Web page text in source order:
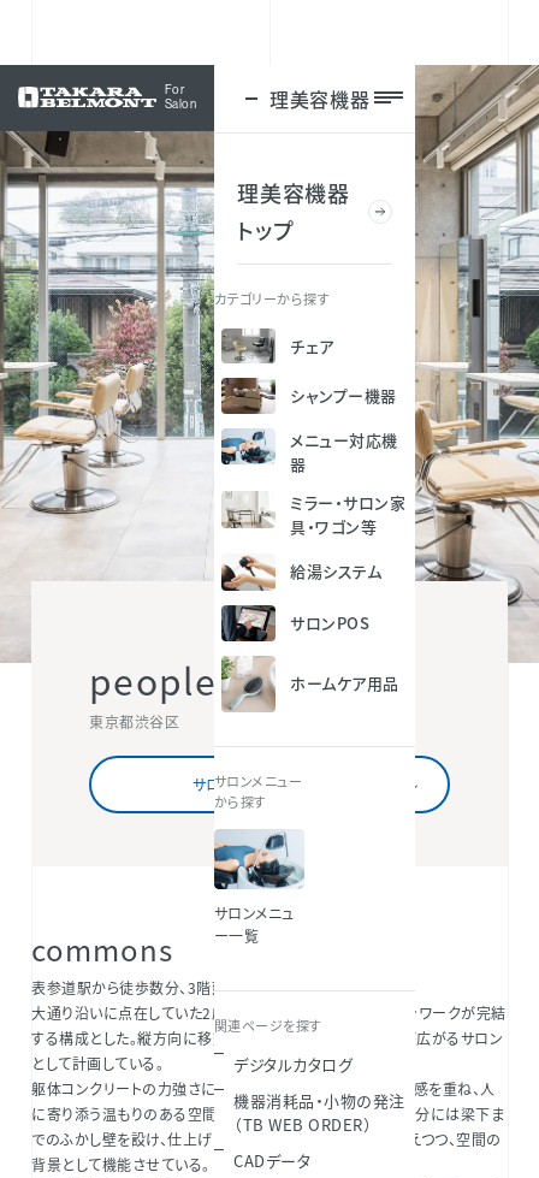
For
Salon
理美容機器
理美容機器
トップ
カテゴリーから探す
チェア
シャンプー機器
メニュー対応機
器
ミラー・サロン家
具・ワゴン等
給湯システム
サロンPOS
ホームケア用品
サロンメニュー
から探す
サロンメニュ
ー一覧
関連ページを探す
デジタルカタログ
機器消耗品・小物の発注
（TB WEB ORDER）
CADデータ
ログイン
people commons
東京都渋谷区
サロン情報を詳しくみる
commons
表参道駅から徒歩数分、3階建て一棟のサロン計画。
大通り沿いに点在していた2店舗を統合し、各フロアでサロンワークが完結
する構成とした。縦方向に移動するごとに異なる空間体験が広がるサロン
として計画している。
躯体コンクリートの力強さに、R形状の壁とジョリパッドの質感を重ね、人
に寄り添う温もりのある空間とした。機能上個室が必要な部分には梁下ま
でのふかし壁を設け、仕上げを切り替えることで圧迫感を抑えつつ、空間の
背景として機能させている。